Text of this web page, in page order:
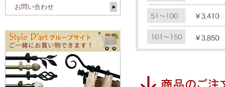
お問い合わせ